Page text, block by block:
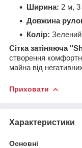
Ширина: 2 м,
Довжина
Колір:
Сітка затіняюча
створення
майна від
Приховати
Характеристики
Основні